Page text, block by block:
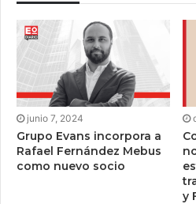
junio 7, 2024
Grupo Evans incorpora a
Rafael Fernández Mebus
como nuevo socio
y